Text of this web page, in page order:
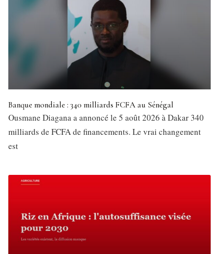
Banque mondiale : 340 milliards FCFA au Sénégal
Ousmane Diagana a annoncé le 5 août 2026 à Dakar 340
milliards de FCFA de financements. Le vrai changement
est